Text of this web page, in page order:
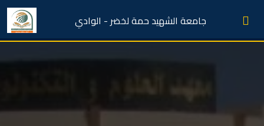
جامعة الشهيد حمة لخضر - الوادي